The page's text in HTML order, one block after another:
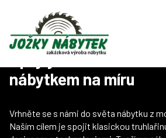
O nás
Spojujeme tradici s
nábytkem na míru
Vrhněte se s námi do světa nábytku z
Naším cílem je spojit klasickou